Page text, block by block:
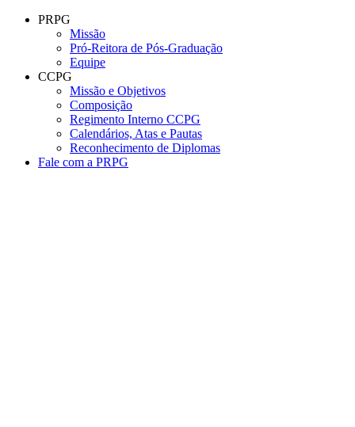
Conteúdo principal
PRPG
Missão
Pró-Reitora de Pós-Graduação
Equipe
CCPG
Missão e Objetivos
Composição
Regimento Interno CCPG
Calendários, Atas e Pautas
Reconhecimento de Diplomas
Fale com a PRPG